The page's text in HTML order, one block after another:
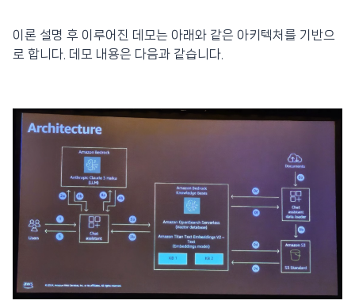
이론 설명 후 이루어진 데모는 아래와 같은 아키텍처를 기반으
로 합니다. 데모 내용은 다음과 같습니다.